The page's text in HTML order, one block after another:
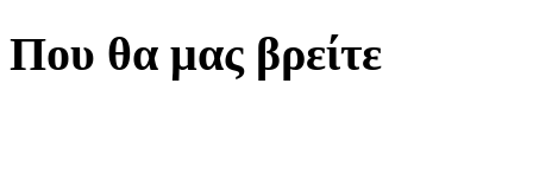
Που θα μας βρείτε